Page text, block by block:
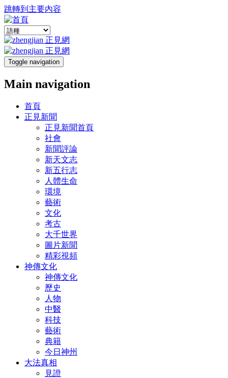
跳轉到主要內容
Toggle navigation
Main navigation
首頁
正見新聞
正見新聞首頁
社會
新聞評論
新天文志
新五行志
人體生命
環境
藝術
文化
考古
大千世界
圖片新聞
精彩視頻
神傳文化
神傳文化
歷史
人物
中醫
科技
藝術
典籍
今日神州
大法真相
見證